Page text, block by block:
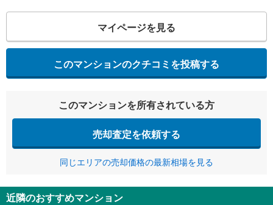
マイページを見る
このマンションのクチコミを投稿する
このマンションを所有されている方
売却査定を依頼する
同じエリアの売却価格の最新相場を見る
近隣のおすすめマンション